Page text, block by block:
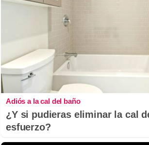
Adiós a la cal del baño
¿Y si pudieras eliminar la cal
esfuerzo?